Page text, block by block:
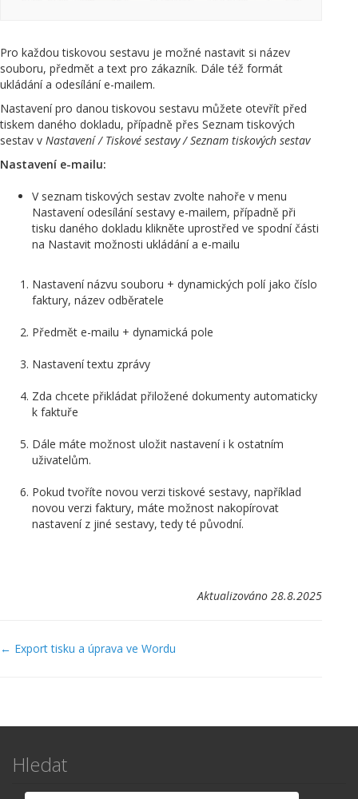
Pro každou tiskovou sestavu je možné nastavit si název
souboru, předmět a text pro zákazník. Dále též formát
ukládání a odesílání e-mailem.
Nastavení pro danou tiskovou sestavu můžete otevřít před
tiskem daného dokladu, případně přes Seznam tiskových
sestav v Nastavení / Tiskové sestavy / Seznam tiskových sestav
Nastavení e-mailu:
V seznam tiskových sestav zvolte nahoře v menu
Nastavení odesílání sestavy e-mailem, případně při
tisku daného dokladu klikněte uprostřed ve spodní části
na Nastavit možnosti ukládání a e-mailu
Nastavení názvu souboru + dynamických polí jako číslo
faktury, název odběratele
Předmět e-mailu + dynamická pole
Nastavení textu zprávy
Zda chcete přikládat přiložené dokumenty automaticky
k faktuře
Dále máte možnost uložit nastavení i k ostatním
uživatelům.
Pokud tvoříte novou verzi tiskové sestavy, například
novou verzi faktury, máte možnost nakopírovat
nastavení z jiné sestavy, tedy té původní.
Aktualizováno 28.8.2025
Navigace
← Export tisku a úprava ve Wordu
Hledat